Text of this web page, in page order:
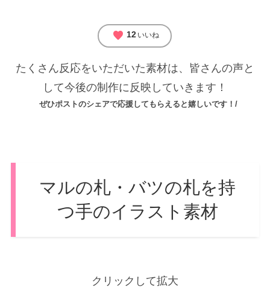
favorite 12 いいね
たくさん反応をいただいた素材は、皆さんの声と
して今後の制作に反映していきます！
ぜひポストのシェアで応援してもらえると嬉しいです！/
マルの札・バツの札を持
つ手のイラスト素材
クリックして拡大